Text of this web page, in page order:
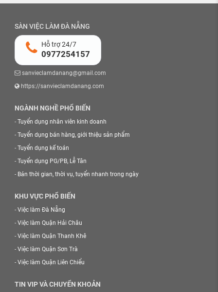
SÀN VIỆC LÀM ĐÀ NẴNG
Hỗ trợ 24/7
0977254157
sanvieclamdanang@gmail.com
https://sanvieclamdanang.com
NGÀNH NGHỀ PHỔ BIẾN
- Tuyển dụng nhân viên kinh doanh
- Tuyển dụng bán hàng, giới thiệu sản phẩm
- Tuyển dụng kế toán
- Tuyển dụng PG/PB, Lễ Tân
- Bán thời gian, thời vụ, tuyển nhanh trong ngày
KHU VỰC PHỔ BIẾN
- Việc làm Đà Nẵng
- Việc làm Quận Hải Châu
- Việc làm Quận Thanh Khê
- Việc làm Quận Sơn Trà
- Việc làm Quận Liên Chiểu
TIN VIP VÀ CHUYỂN KHOẢN